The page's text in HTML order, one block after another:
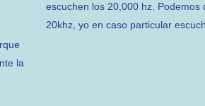
la
escuchen los 20,000 hz.
20khz, yo en caso particular